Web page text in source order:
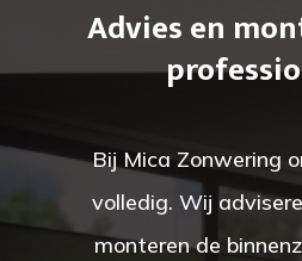
Advies en
Bij Mica Zonwering
volledig. Wij
monteren de